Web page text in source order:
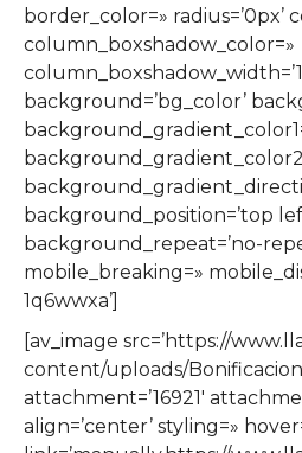
border_color=» radius=’0px’
column_boxshadow_color=»
background=’bg_color’
background_position=’top
background_repeat=’no-
mobile_breaking=»
1q6wwxa’]
[av_image src=’https://
content/uploads/
attachment=’16921′
align=’center’ styling=»